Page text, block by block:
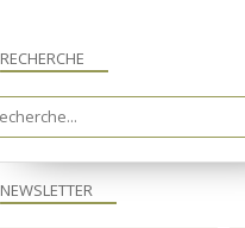
NEWSLETTER
RECHERCHE